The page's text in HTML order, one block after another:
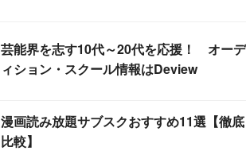
芸能界を志す10代～20代を応援！ オーデ
ィション・スクール情報はDeview
漫画読み放題サブスクおすすめ11選【徹底
比較】